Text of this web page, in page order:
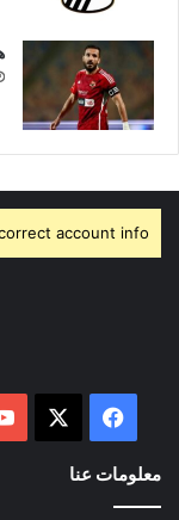
account info.
فيسبوك
معلومات عنا